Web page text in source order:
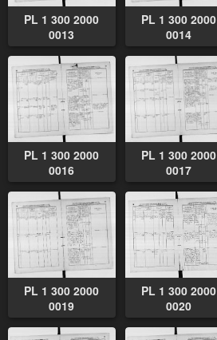
PL 1 300 2000
0013
PL 1 300 2000
0014
PL 1 300 2000
0016
PL 1 300 2000
0017
PL 1 300 2000
0019
PL 1 300 2000
0020